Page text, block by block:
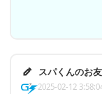
スパくんのお
2025-02-12